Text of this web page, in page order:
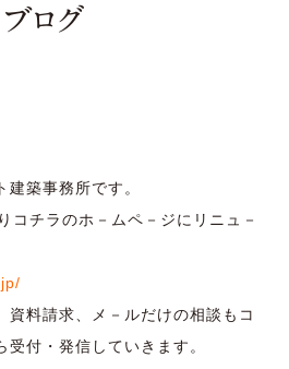
ブログ
建築事務所です。
コチラのホ－ムペ－ジにリニュ－
資料請求、メ－ルだけの相談もコ
付・発信していきます。